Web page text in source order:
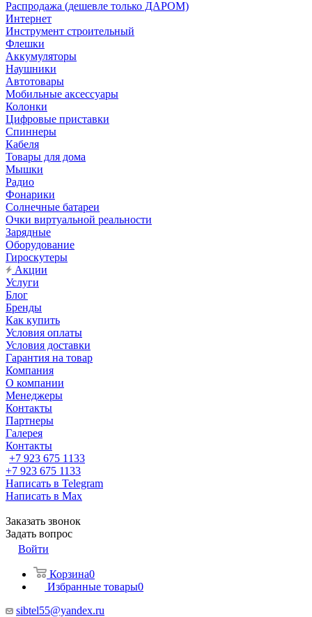
Распродажа (дешевле только ДАРОМ)
Интернет
Инструмент строительный
Флешки
Аккумуляторы
Наушники
Автотовары
Мобильные аксессуары
Колонки
Цифровые приставки
Спиннеры
Кабеля
Товары для дома
Мышки
Радио
Фонарики
Солнечные батареи
Очки виртуальной реальности
Зарядные
Оборудование
Гироскутеры
Акции
Услуги
Блог
Бренды
Как купить
Условия оплаты
Условия доставки
Гарантия на товар
Компания
О компании
Менеджеры
Контакты
Партнеры
Галерея
Контакты
+7 923 675 1133
+7 923 675 1133
Написать в Telegram
Написать в Max
Заказать звонок
Задать вопрос
Войти
Корзина0
Избранные товары0
sibtel55@yandex.ru